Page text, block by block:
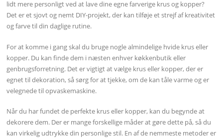
lidt mere personligt ved at lave dine egne farverige krus og kopper?
Det er et sjovt og nemt DIY-projekt, der kan tilføje et strejf af kreativitet
og farve til din daglige rutine.
For at komme i gang skal du bruge nogle almindelige hvide krus eller
kopper. Du kan finde dem i næsten enhver køkkenbutik eller
genbrugsforretning. Det er vigtigt at vælge krus eller kopper, der er
egnet til dekoration, så sørg for at tjekke, om de kan tåle varme og er
velegnede til opvaskemaskine.
Når du har fundet de perfekte krus eller kopper, kan du begynde at
dekorere dem. Der er mange forskellige måder at gøre dette på, så du
kan virkelig udtrykke din personlige stil. En af de nemmeste metoder er